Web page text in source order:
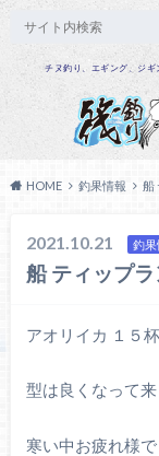
チヌ釣り、エギング、ジ
HOME 釣果情報 船
2021.10.21 釣果
船 ティップラ
アオリイカ １５杯
型は良くなって来
寒い中お疲れ様で